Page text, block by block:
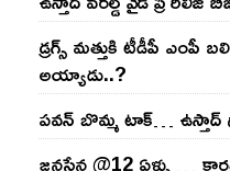
డ్రగ్స్ మత్తుకి టీడీపీ ఎంపీ
అయ్యాడు..?
ప‌వ‌న్ బొమ్మ టాక్‌…
జనసేన @12 ఏళ్ళు …